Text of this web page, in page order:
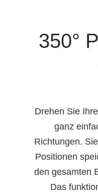
350°
Drehen Sie
ganz
Richtungen.
Positionen
den gesamten
Das